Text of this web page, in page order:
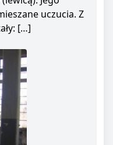
uczucia. Z
[…]